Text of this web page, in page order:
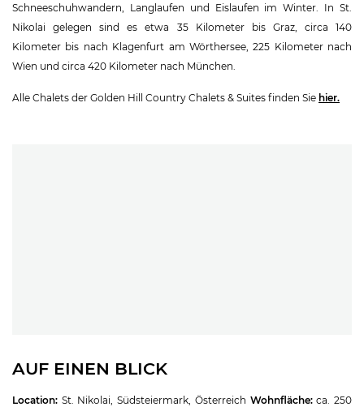
Schneeschuhwandern, Langlaufen und Eislaufen im Winter. In St.
Nikolai gelegen sind es etwa 35 Kilometer bis Graz, circa 140
Kilometer bis nach Klagenfurt am Wörthersee, 225 Kilometer nach
Wien und circa 420 Kilometer nach München.
Alle Chalets der Golden Hill Country Chalets & Suites finden Sie hier.
AUF EINEN BLICK
Location: St. Nikolai, Südsteiermark, Österreich Wohnfläche:ca. 250